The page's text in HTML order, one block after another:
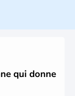
Le pays
naître dans tous
passant par la
Thomas Mann,
qui donne